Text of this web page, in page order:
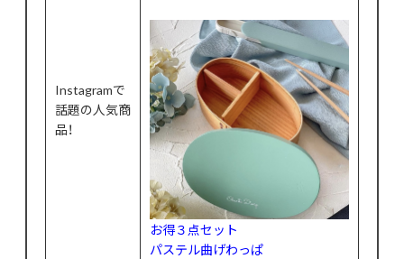
Instagramで
話題の人気商
品！
お得３点セット
パステル曲げわっぱ